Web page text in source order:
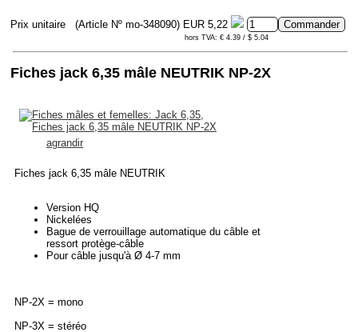
Prix unitaire (Article Nº mo-348090) EUR 5,22
hors TVA: € 4.39 / $ 5.04
Fiches jack 6,35 mâle NEUTRIK NP-2X
agrandir
Fiches jack 6,35 mâle NEUTRIK
Version HQ
Nickelées
Bague de verrouillage automatique du câble et
ressort protège-câble
Pour câble jusqu'à Ø 4-7 mm
NP-2X = mono
NP-3X = stéréo